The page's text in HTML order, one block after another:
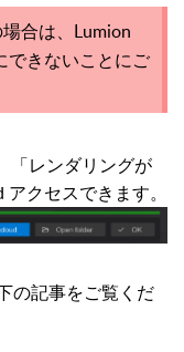
合は、Lumion
できないことにご
「レンダリングが
クセスできます。
の記事をご覧くだ